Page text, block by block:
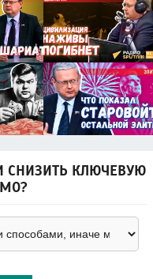
СНИЗИТЬ КЛЮЧЕВУЮ